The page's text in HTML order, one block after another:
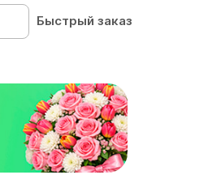
Быстрый заказ